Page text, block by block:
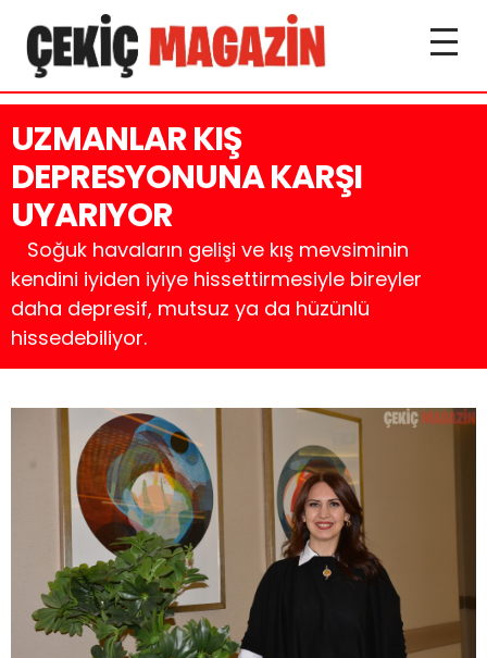
UZMANLAR KIŞ
DEPRESYONUNA KARŞI
UYARIYOR
Soğuk havaların gelişi ve kış mevsiminin
kendini iyiden iyiye hissettirmesiyle bireyler
daha depresif, mutsuz ya da hüzünlü
hissedebiliyor.